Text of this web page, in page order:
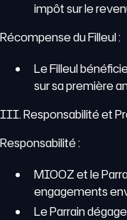
impôt sur le
Récompense du Filleul :
Le Filleul
sur sa première
III. Responsabilité et
Responsabilité :
MIOOZ et le
engagements
Le Parrain